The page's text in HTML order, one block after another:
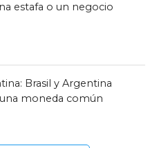
estafa o un negocio
Brasil y Argentina
moneda común